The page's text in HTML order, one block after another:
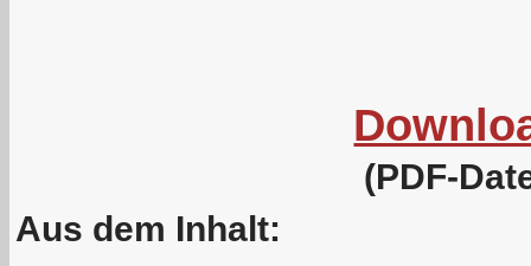
(PDF-
Aus dem Inhalt: